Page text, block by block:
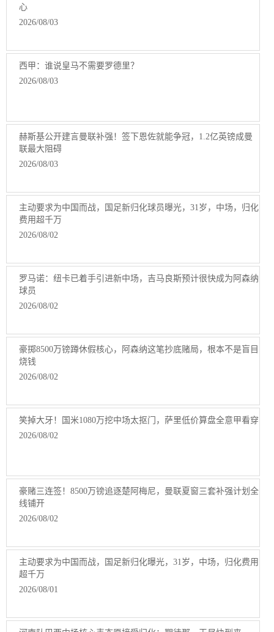
心
2026/08/03
西甲：谁说皇马不需要罗德里？
2026/08/03
赫斯基公开建言曼联补强！签下恩佐就能争冠，1.2亿英镑成曼
联最大阻碍
2026/08/03
主动要求为中国而战，国足新归化球员曝光，31岁，中场，归化
费用超千万
2026/08/02
罗马诺：纽卡已着手引进新中场，吉马良斯预计很快成为阿森纳
球员
2026/08/02
豪掷8500万镑蹲休假核心，阿森纳这笔抄底赌局，根本不是盲目
烧钱
2026/08/02
笑掉大牙！国米1080万挖中场太抠门，萨里低价算盘全意甲看穿
2026/08/02
豪赌三连签！8500万镑追逐楚阿梅尼，曼联夏窗三套补强计划全
线铺开
2026/08/02
主动要求为中国而战，国足新归化曝光，31岁，中场，归化费用
超千万
2026/08/01